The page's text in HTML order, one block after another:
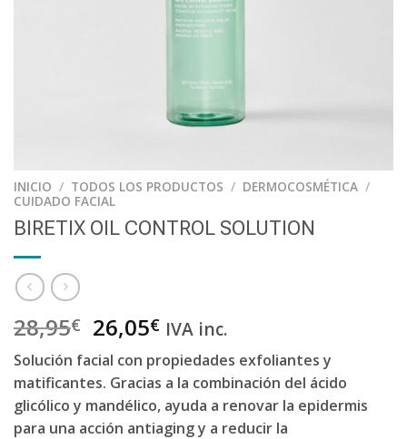
INICIO / TODOS LOS PRODUCTOS / DERMOCOSMÉTICA /
CUIDADO FACIAL
BIRETIX OIL CONTROL SOLUTION
28,95€ 26,05€ IVA inc.
Solución facial con propiedades exfoliantes y
matificantes. Gracias a la combinación del ácido
glicólico y mandélico, ayuda a renovar la epidermis
para una acción antiaging y a reducir la